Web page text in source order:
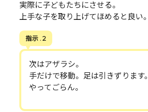
実際に子どもたちにさせる。
上手な子を取り上げてほめると良い。
指示 . 2
次はアザラシ。
手だけで移動。足は引きずります。
やってごらん。